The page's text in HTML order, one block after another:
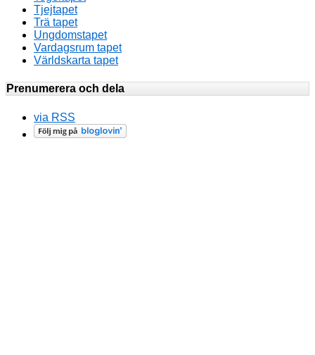
Tjejtapet
Trä tapet
Ungdomstapet
Vardagsrum tapet
Världskarta tapet
Prenumerera och dela
via RSS